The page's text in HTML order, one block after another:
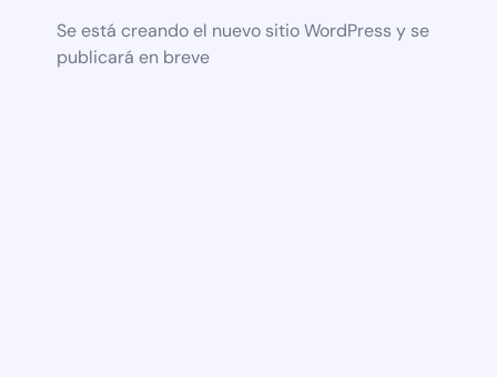
Se está creando el nuevo sitio WordPress y se
publicará en breve